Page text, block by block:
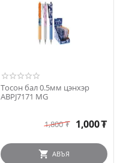
Тосон бал 0.5мм цэнхэр
ABPJ7171 MG
1,800₮ 1,000₮
АВЪЯ